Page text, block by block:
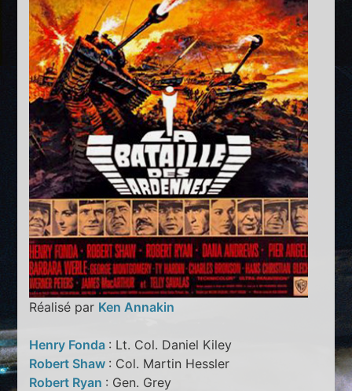
Réalisé par Ken Annakin
Henry Fonda : Lt. Col. Daniel Kiley
Robert Shaw : Col. Martin Hessler
Robert Ryan : Gen. Grey